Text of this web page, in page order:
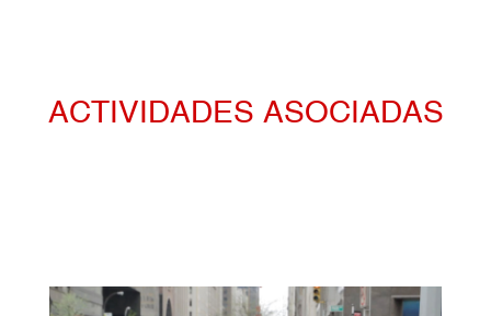
ACTIVIDADES ASOCIADAS